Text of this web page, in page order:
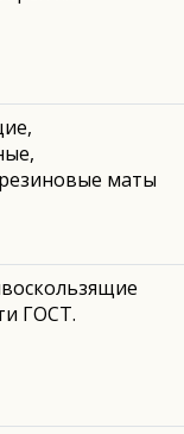
маты
ГОСТ.